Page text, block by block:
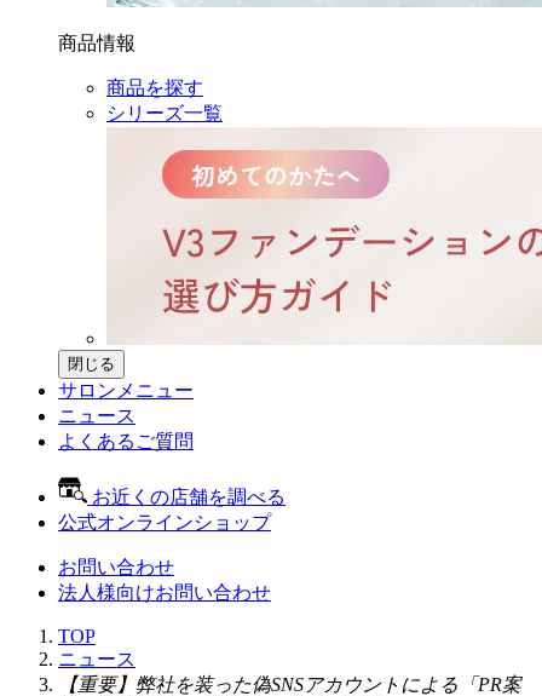
商品情報
商品を探す
シリーズ一覧
閉じる
サロンメニュー
ニュース
よくあるご質問
お近くの店舗を調べる
公式オンラインショップ
お問い合わせ
法人様向けお問い合わせ
TOP
ニュース
【重要】弊社を装った偽SNSアカウントによる「PR案